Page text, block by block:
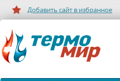
Добавить сайт в избранное